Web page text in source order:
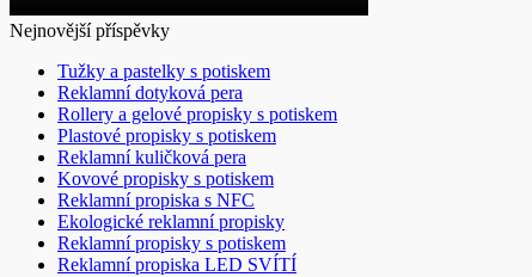
Nejnovější příspěvky
Tužky a pastelky s potiskem
Reklamní dotyková pera
Rollery a gelové propisky s potiskem
Plastové propisky s potiskem
Reklamní kuličková pera
Kovové propisky s potiskem
Reklamní propiska s NFC
Ekologické reklamní propisky
Reklamní propisky s potiskem
Reklamní propiska LED SVÍTÍ